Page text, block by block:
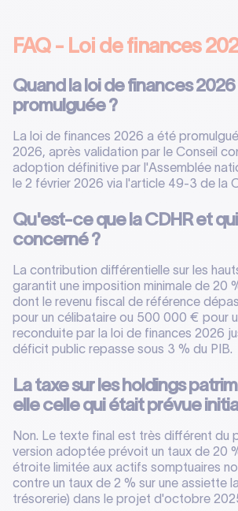
FAQ - Loi de finances
Quand la loi de finances
promulguée ?
La loi de finances 2026 a été
2026, après validation par le Conseil
adoption définitive par l'Assemblée
le 2 février 2026 via l'article 49-3 de la
Qu'est-ce que la CDHR et
concerné ?
La contribution différentielle sur les
garantit une imposition minimale de 20
dont le revenu fiscal de référence
pour un célibataire ou 500 000 € pour
reconduite par la loi de finances 2026
déficit public repasse sous 3 % du PIB.
La taxe sur les holdings
elle celle qui était prévue
Non. Le texte final est très différent du
version adoptée prévoit un taux de 20
étroite limitée aux actifs somptuaires
contre un taux de 2 % sur une assiette
trésorerie) dans le projet d'octobre